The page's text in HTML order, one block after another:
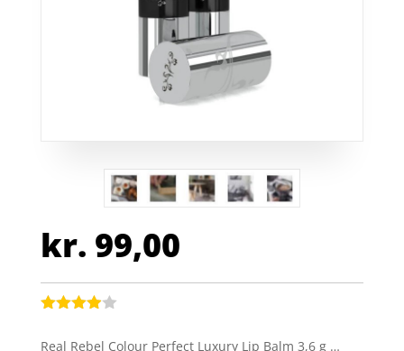
kr. 99,00
Real Rebel Colour Perfect Luxury Lip Balm 3,6 g …